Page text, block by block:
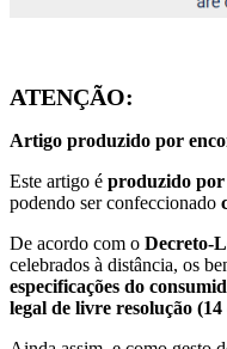
ATENÇÃO:
Artigo produzido por
Este artigo é produzido por
podendo ser confeccionado
De acordo com o Decreto-
celebrados à distância, os
especificações do
legal de livre resolução (14